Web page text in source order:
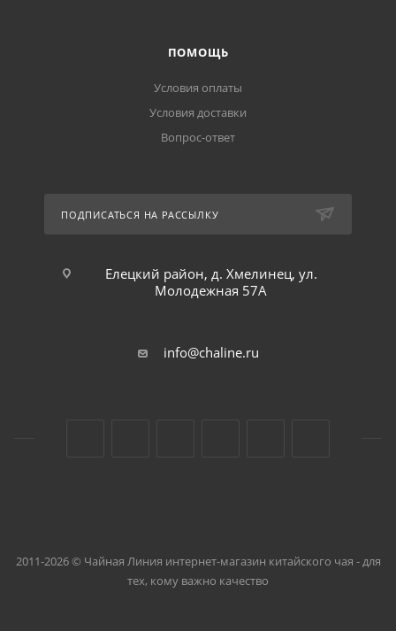
ПОМОЩЬ
Условия оплаты
Условия доставки
Вопрос-ответ
ПОДПИСАТЬСЯ НА РАССЫЛКУ
Елецкий район, д. Хмелинец, ул.
Молодежная 57А
info@chaline.ru
2011-2026 © Чайная Линия интернет-магазин китайского чая - для
тех, кому важно качество